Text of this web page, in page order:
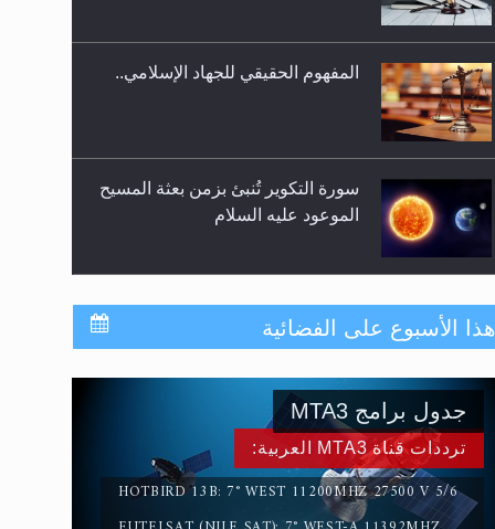
المفهوم الحقيقي للجهاد الإسلامي..
سورة التكوير تُنبئ بزمن بعثة المسيح
الموعود عليه السلام
حقيقة المسيح الدجال
القرآن قاضٍ وحكمٌ على السنة
ومهيمنٌ عليها.. ليس العكس
هذا الأسبوع على الفضائية
ترددات قناة MTA3 العربية:
HOTBIRD 13B: 7° WEST 11200MHZ 27500 V 5/6
جدول برامج MTA3